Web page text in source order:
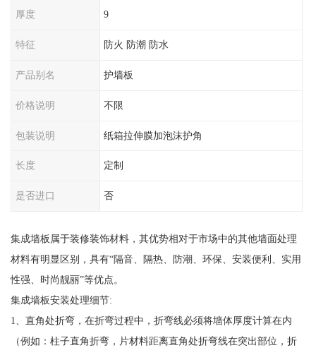
厚度 9
特征 防火 防潮 防水
产品别名 护墙板
价格说明 不限
包装说明 纸箱拉伸膜加泡沫护角
长度 定制
是否进口 否
集成墙板属于装修装饰材料，其优势相对于市场中的其他墙面处理
材料有明显区别，具有“隔音、隔热、防潮、环保、安装便利、实用
性强、时尚靓丽”等优点。
集成墙板安装处理细节:
1、直角处折弯，在折弯过程中，折弯线必须将墙体厚度计算在内
（例如：柱子直角折弯，片材料距离直角处折弯线在突出部位，折